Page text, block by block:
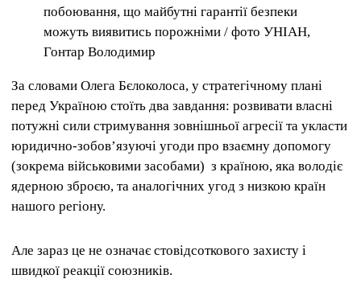
побоювання, що майбутні гарантії безпеки
можуть виявитись порожніми / фото УНІАН,
Гонтар Володимир
За словами Олега Бєлоколоса, у стратегічному плані
перед Україною стоїть два завдання: розвивати власні
потужні сили стримування зовнішньої агресії та укласти
юридично-зобов’язуючі угоди про взаємну допомогу
(зокрема військовими засобами) з країною, яка володіє
ядерною зброєю, та аналогічних угод з низкою країн
нашого регіону.
Але зараз це не означає стовідсоткового захисту і
швидкої реакції союзників.